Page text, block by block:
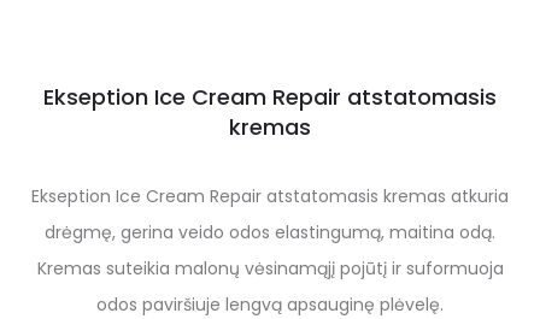
Ekseption Ice Cream Repair atstatomasis
kremas
Ekseption Ice Cream Repair atstatomasis kremas atkuria
drėgmę, gerina veido odos elastingumą, maitina odą.
Kremas suteikia malonų vėsinamąjį pojūtį ir suformuoja
odos paviršiuje lengvą apsauginę plėvelę.